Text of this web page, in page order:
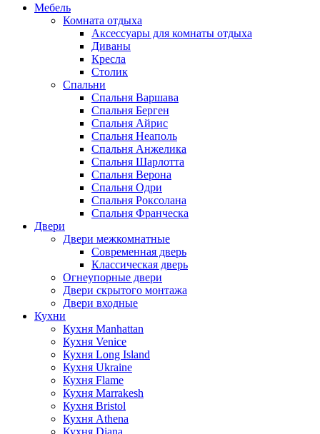
Мебель
Комната отдыха
Аксессуары для комнаты отдыха
Диваны
Кресла
Столик
Спальни
Спальня Варшава
Спальня Берген
Спальня Айрис
Спальня Неаполь
Спальня Анжелика
Спальня Шарлотта
Спальня Верона
Спальня Одри
Спальня Роксолана
Спальня Франческа
Двери
Двери межкомнатные
Современная дверь
Классическая дверь
Огнеупорные двери
Двери скрытого монтажа
Двери входные
Кухни
Кухня Manhattan
Кухня Venice
Кухня Long Island
Кухня Ukraine
Кухня Flame
Кухня Marrakesh
Кухня Bristol
Кухня Athena
Кухня Diana